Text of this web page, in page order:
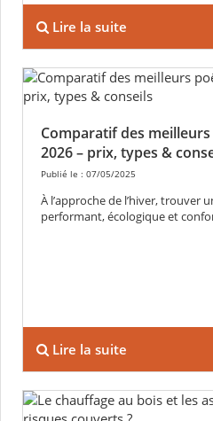
Lire la suite
Comparatif des
2026 – prix, types &
Publié le : 07/05/2025
À l’approche de l’hiver, trouver
performant, écologique et
Lire la suite